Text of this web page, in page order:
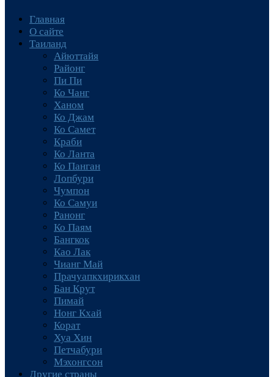
Главная
О сайте
Таиланд
Айюттайя
Районг
Пи Пи
Ко Чанг
Ханом
Ко Джам
Ко Самет
Краби
Ко Ланта
Ко Панган
Лопбури
Чумпон
Ко Самуи
Ранонг
Ко Паям
Бангкок
Као Лак
Чианг Май
Прачуапкхирикхан
Бан Крут
Пимай
Нонг Кхай
Корат
Хуа Хин
Петчабури
Мэхонгсон
Другие страны